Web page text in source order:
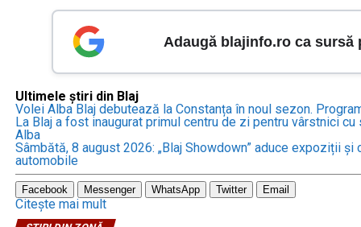
Adaugă blajinfo.ro ca sursă
Ultimele știri din Blaj
Volei Alba Blaj debutează la Constanța în noul sezon.
La Blaj a fost inaugurat primul centru de zi pentru vârstnici
Alba
Sâmbătă, 8 august 2026: „Blaj Showdown” aduce expoziții
automobile
Facebook Messenger WhatsApp Twitter Email
Citește mai mult